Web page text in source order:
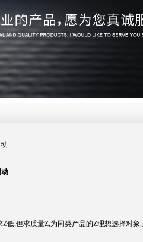
动
低,但求质量Z,为同类产品的Z理想选择对象,